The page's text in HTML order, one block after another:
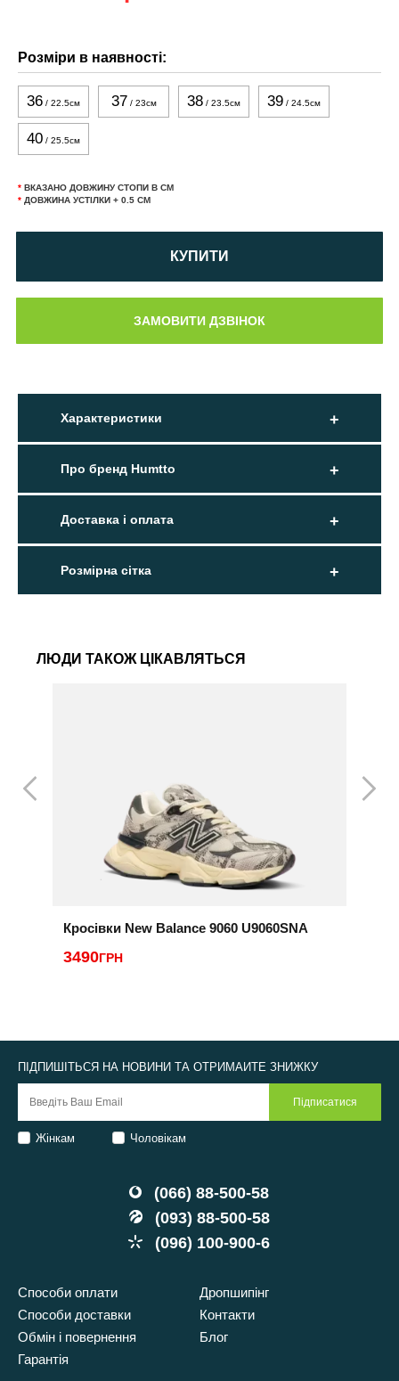
Розміри в наявності:
36 / 22.5см 37 / 23см 38 / 23.5см 39 / 24.5см
40 / 25.5см
* ВКАЗАНО ДОВЖИНУ СТОПИ В СМ
* ДОВЖИНА УСТІЛКИ + 0.5 СМ
КУПИТИ
Характеристики
Про бренд Humtto
Доставка і оплата
Розмірна сітка
ЛЮДИ ТАКОЖ ЦІКАВЛЯТЬСЯ
Кросівки New Balance 9060 U9060SNA
3490ГРН
(066) 88-500-58
(093) 88-500-58
(096) 100-900-6
Способи оплати
Способи доставки
Обмін і повернення
Гарантія
Дропшипінг
Контакти
Блог
ПІДПИШІТЬСЯ НА НОВИНИ ТА ОТРИМАЙТЕ ЗНИЖКУ
Жінкам Чоловікам